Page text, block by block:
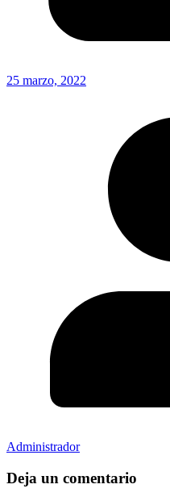
25 marzo, 2022
Administrador
Deja un comentario